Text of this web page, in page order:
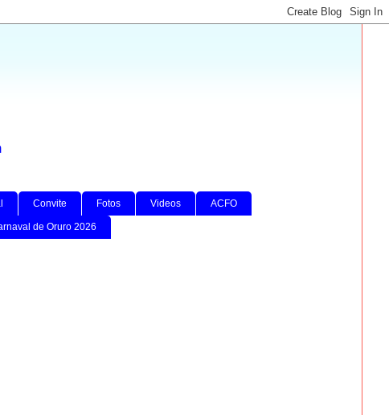
Convite Fotos Videos ACFO
de Oruro 2026